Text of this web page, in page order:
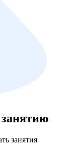
занятию
занятия